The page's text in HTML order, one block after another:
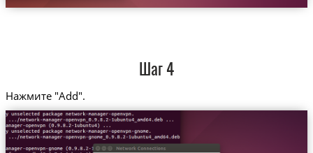
Шаг 4
Нажмите "Add".